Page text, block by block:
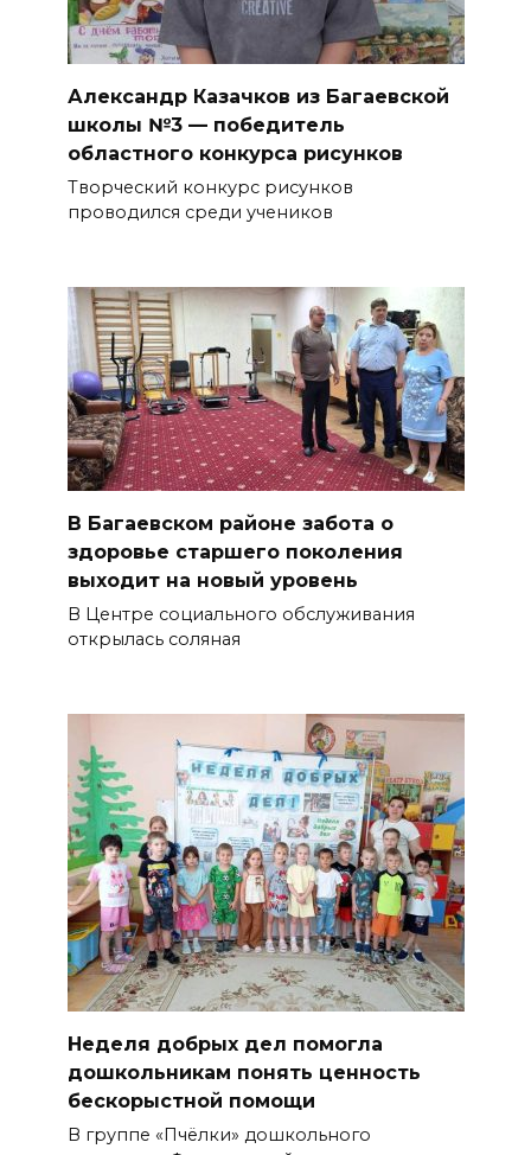
Александр Казачков из Багаевской
школы №3 — победитель
областного конкурса рисунков
Творческий конкурс рисунков
проводился среди учеников
В Багаевском районе забота о
здоровье старшего поколения
выходит на новый уровень
В Центре социального обслуживания
открылась соляная
Неделя добрых дел помогла
дошкольникам понять ценность
бескорыстной помощи
В группе «Пчёлки» дошкольного